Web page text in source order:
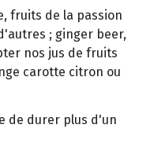
fruits de la passion
; ginger beer,
nos jus de fruits
carotte citron ou
de durer plus d'un